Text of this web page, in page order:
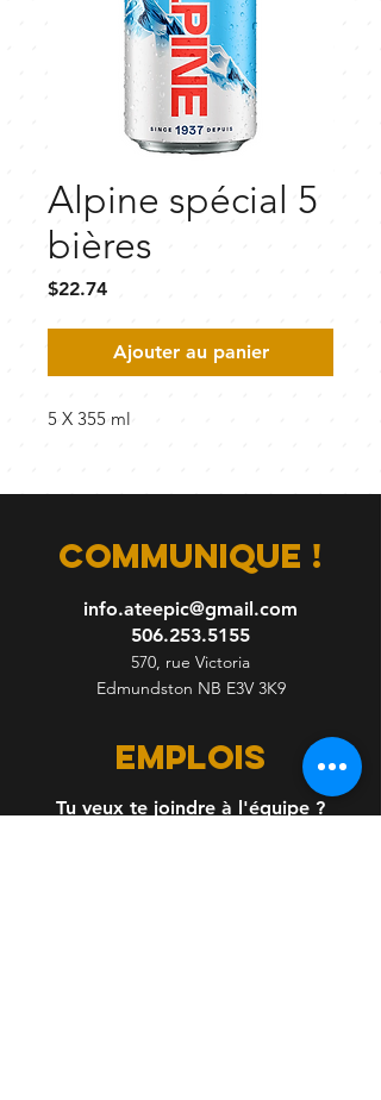
Alpine spécial 5
bières
$22.74Prix
Ajouter au panier
5 X 355 ml
communique !
info.ateepic@gmail.com
506.253.5155
570, rue Victoria
Edmundston NB E3V 3K9
emplois
Tu veux te joindre à l'équipe ?